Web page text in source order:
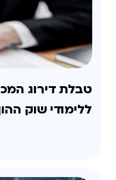
טבלת דירוג
ללימודי שוק